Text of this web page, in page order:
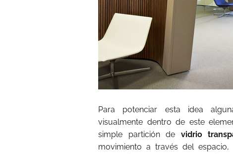
Para potenciar esta idea
visualmente dentro de este
simple partición de vidrio
movimiento a través del